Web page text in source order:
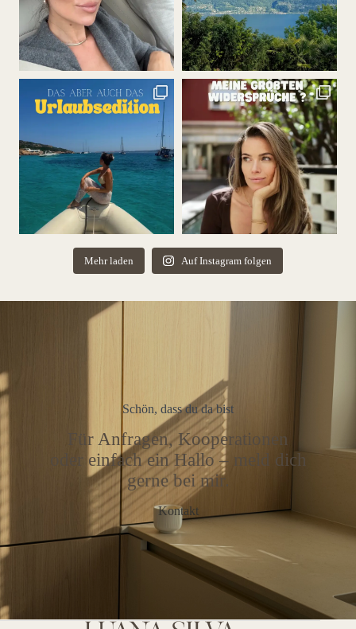
Mehr laden Auf Instagram folgen
Schön, dass du da bist
Für Anfragen, Kooperationen
oder einfach ein Hallo – meld dich
gerne bei mir.
Kontakt